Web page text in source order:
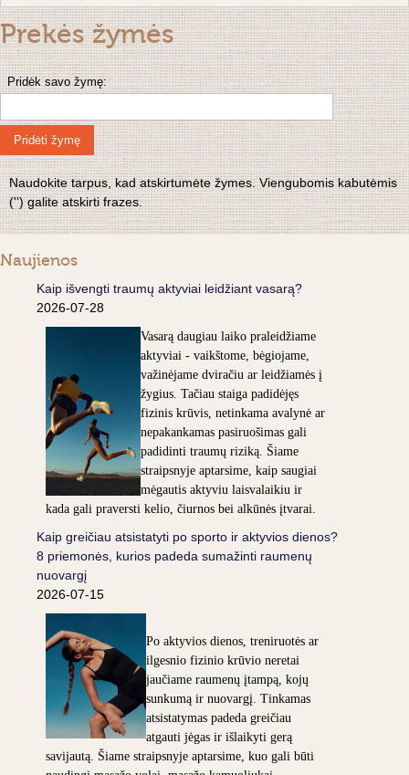
Prekės žymės
Pridėk savo žymę:
Pridėti žymę
Naudokite tarpus, kad atskirtumėte žymes. Viengubomis kabutėmis
('') galite atskirti frazes.
Naujienos
Kaip išvengti traumų aktyviai leidžiant vasarą?
2026-07-28
Vasarą daugiau laiko praleidžiame
aktyviai - vaikštome, bėgiojame,
važinėjame dviračiu ar leidžiamės į
žygius. Tačiau staiga padidėjęs
fizinis krūvis, netinkama avalynė ar
nepakankamas pasiruošimas gali
padidinti traumų riziką. Šiame
straipsnyje aptarsime, kaip saugiai
mėgautis aktyviu laisvalaikiu ir
kada gali praversti kelio, čiurnos bei alkūnės įtvarai.
Kaip greičiau atsistatyti po sporto ir aktyvios dienos?
8 priemonės, kurios padeda sumažinti raumenų
nuovargį
2026-07-15
Po aktyvios dienos, treniruotės ar
ilgesnio fizinio krūvio neretai
jaučiame raumenų įtampą, kojų
sunkumą ir nuovargį. Tinkamas
atsistatymas padeda greičiau
atgauti jėgas ir išlaikyti gerą
savijautą. Šiame straipsnyje aptarsime, kuo gali būti